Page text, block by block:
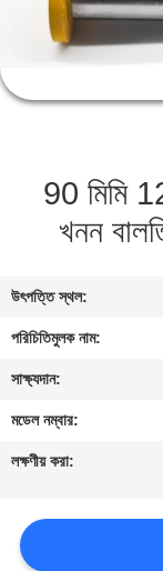
নিয়ন্ত্রণ
যোগাযোগ
উদ্ধৃতির
জন্য
সাইট
ম্যাপ
PRIVACY
90 মিমি
খনন
উৎপত্তি স্থল:
পরিচিতিমুলক নাম:
সাক্ষ্যদান:
মডেল নম্বার:
লক্ষণীয় করা: